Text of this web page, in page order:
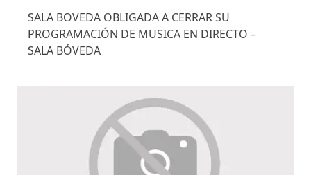
SALA BOVEDA OBLIGADA A CERRAR SU
PROGRAMACIÓN DE MUSICA EN DIRECTO –
SALA BÓVEDA